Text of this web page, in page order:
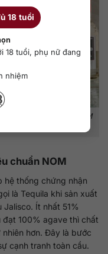
18 tuổi
18 tuổi, phụ nữ đang
nhiệm
với chứng nhận NOM
chuẩn NOM
hệ thống chứng nhận
là Tequila khi sản xuất
Ít nhất 51%
đạt 100% agave thì chất
hơn. Đây là bước
cạnh tranh toàn cầu.